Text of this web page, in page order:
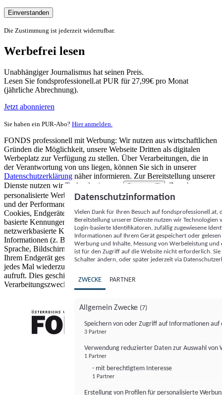
Einverstanden
Die Zustimmung ist jederzeit widerrufbar.
Werbefrei lesen
Unabhängiger Journalismus hat seinen Preis.
Lesen Sie fondsprofessionell.at PUR für 27,99€ pro Monat
(jährliche Abrechnung).
Jetzt abonnieren
Sie haben ein PUR-Abo? Hier anmelden.
FONDS professionell mit Werbung: Wir nutzen aus wirtschaftlichen
Gründen die Möglichkeit, unsere Webseite Dritten als digitalen
Werbeplatz zur Verfügung zu stellen. Über Verarbeitungen, die in
der Verantwortung von uns liegen, können Sie sich in unserer
Datenschutzerklärung näher informieren. Zur Bereitstellung unserer
Dienste nutzen wir Technologien von
Partnern (5)
. Zwecke:
personalisierte Werbung und Inhalte, Messung von Werbeleistung
und der Performance von Inhalten sowie Zielgruppenforschung.
Cookies, Endgeräte- oder ähnliche Online-Kennungen (z. B. login-
basierte Kennungen, zufällig generierte Kennungen,
netzwerkbasierte Kennungen) können zusammen mit anderen
Informationen (z. B. Browsertyp und Browserinformationen,
Sprache, Bildschirmgröße, unterstützte Technologien usw.) auf
Ihrem Endgerät gespeichert oder von dort ausgelesen werden, um es
jedes Mal wiederzuerkennen, wenn es eine App oder einer Webseite
aufruft. Dies geschieht für einen oder mehrere der hier aufgeführten
Verarbeitungszwecke.
Datenschutzinformation
Vielen Dank für Ihren Besuch auf
Bereitstellung unserer Dienste nutzen wir Technologien
Login-basierte Identifikatoren, zufällig zugewiesene
Informationen auf Ihrem Gerät gespeichert oder
Werbung und Inhalte, Messung von Werbeleistung
ist für den Zugriff auf die Website nicht erforderlich.
Schalter ändern, oder später jederzeit via
ZWECKE PARTNER
Allgemein Zwecke (7)
Speichern von oder Zugriff auf Informationen auf
3 Partner
Verwendung reduzierter Daten zur Auswahl von
1 Partner
- mit berechtigtem Interesse
1 Partner
Erstellung von Profilen für personalisierte
FONDS professionell